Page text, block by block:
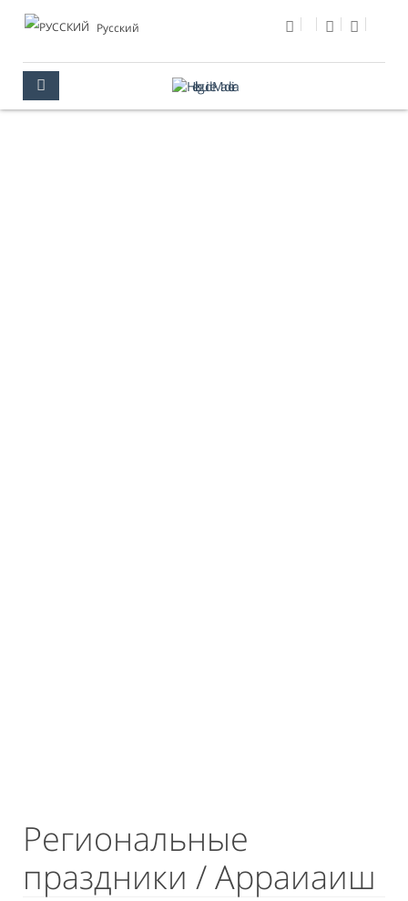
Pусский
Региональные
праздники / Арраиаиш